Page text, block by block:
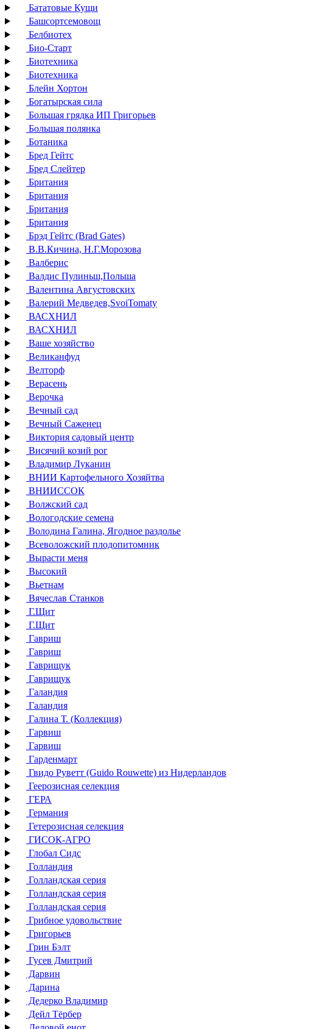
Бататовые Кущи
Башсортсемовощ
Белбиотех
Био-Старт
Биотехника
Биотехника
Блейн Хортон
Богатырская сила
Большая грядка ИП Григорьев
Большая полянка
Ботаника
Бред Гейтс
Бред Слейтер
Британия
Британия
Британия
Британия
Брэд Гейтс (Brad Gates)
В.В.Кичина, Н.Г.Морозова
Валберис
Валдис Пулиньш,Польша
Валентина Августовских
Валерий Медведев,SvoiTomaty
ВАСХНИЛ
ВАСХНИЛ
Ваше хозяйство
Великанфуд
Велторф
Верасень
Верочка
Вечный сад
Вечный Саженец
Виктория садовый центр
Висячий козий рог
Владимир Луканин
ВНИИ Картофельного Хозяйтва
ВНИИССОК
Волжский сад
Вологодские семена
Володина Галина, Ягодное раздолье
Всеволожский плодопитомник
Вырасти меня
Высокий
Вьетнам
Вячеслав Станков
Г.Щит
Г.Щит
Гавриш
Гавриш
Гаврищук
Гаврищук
Галандия
Галандия
Галина Т. (Коллекция)
Гарвиш
Гарвиш
Гарденмарт
Гвидо Руветт (Guido Rouwette) из Нидерландов
Геерозисная селекция
ГЕРА
Германия
Гетерозисная селекция
ГИСОК-АГРО
Глобал Сидс
Голландия
Голландская серия
Голландская серия
Голландская серия
Грибное удовольствие
Григорьев
Грин Бэлт
Гусев Дмитрий
Дарвин
Дарина
Дедерко Владимир
Дейл Тёрбер